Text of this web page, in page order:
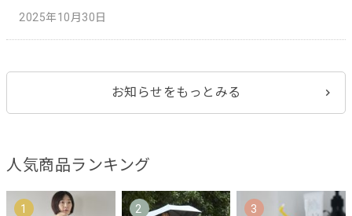
2025年10月30日
お知らせをもっとみる
人気商品ランキング
1 2 3